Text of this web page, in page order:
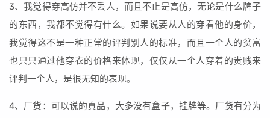
3、我觉得穿高仿并不丢人，而且不止是高仿，无论是什么牌子
的东西，我都不觉得有什么。如果说要从人的穿看他的身价，
我觉得这不是一种正常的评判别人的标准，而且一个人的贫富
也只只通过他穿衣的价格来体现，仅仅从一个人穿着的贵贱来
评判一个人，是很无知的表现。
4、厂货：可以说的真品，大多没有盒子，挂牌等。厂货有分为